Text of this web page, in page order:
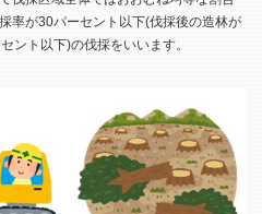
率が30パーセント以下(伐採後の造林が
ント以下)の伐採をいいます。